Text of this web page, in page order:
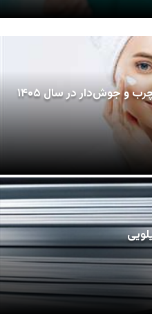
و جوش‌دار در سال ۱۴۰۵